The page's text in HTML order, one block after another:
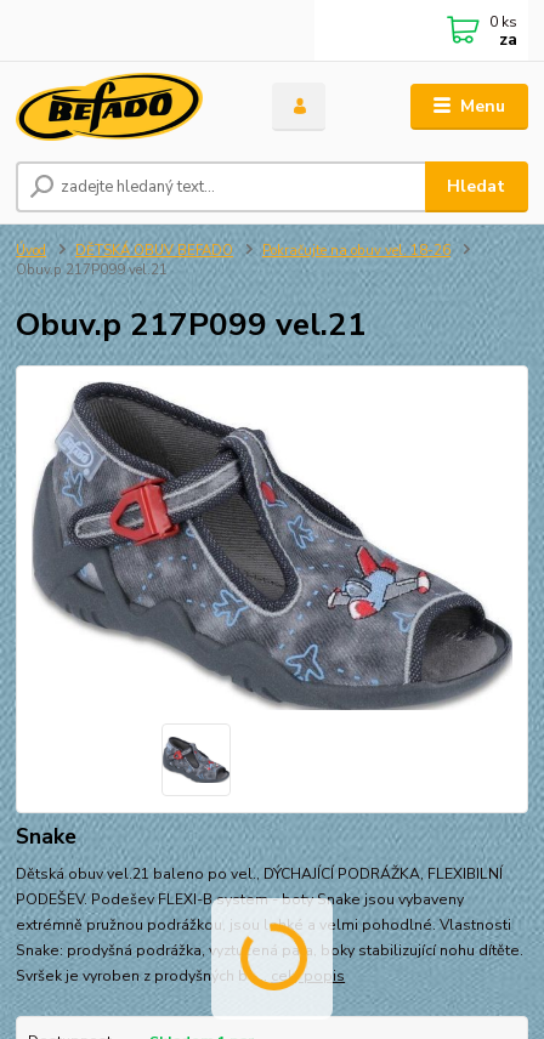
Menu
Hledat
0 ks
za
Úvod DĚTSKÁ OBUV BEFADO
Pokračujte na obuv vel. 18-26
Obuv.p 217P099 vel.21
Obuv.p 217P099 vel.21
Snake
Dětská obuv vel.21 baleno po vel., DÝCHAJÍCÍ PODRÁŽKA, FLEXIBILNÍ
PODEŠEV. Podešev FLEXI-B system - boty Snake jsou vybaveny
extrémně pružnou podrážkou, jsou lehké a velmi pohodlné. Vlastnosti
Snake: prodyšná podrážka, vyztužená pata, boky stabilizující nohu dítěte.
Svršek je vyroben z prodyšných ba... celý popis